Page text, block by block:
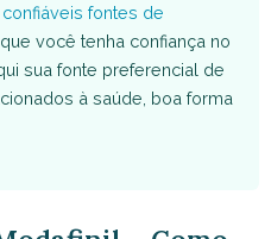
fontes de
que você tenha confiança no
sua fonte preferencial de
à saúde, boa forma